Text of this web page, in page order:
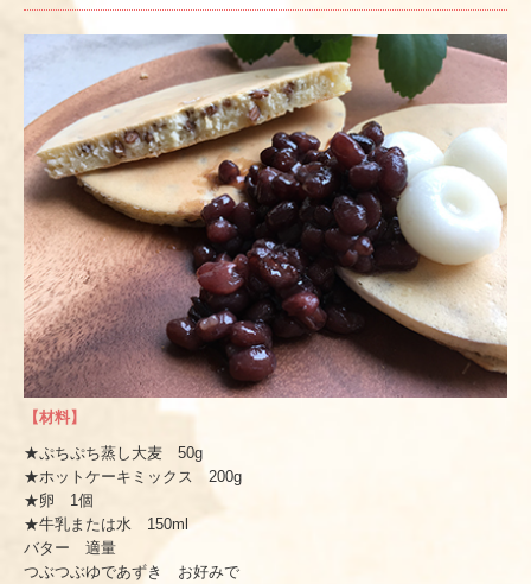
【材料】
★ぷちぷち蒸し大麦 50g
★ホットケーキミックス 200g
★卵 1個
★牛乳または水 150ml
バター 適量
つぶつぶゆであずき お好みで